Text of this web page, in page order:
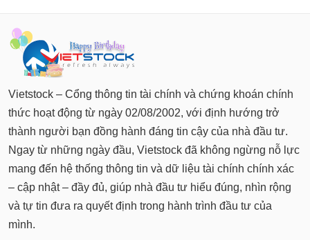
Vietstock – Cổng thông tin tài chính và chứng khoán chính
thức hoạt động từ ngày 02/08/2002, với định hướng trở
thành người bạn đồng hành đáng tin cậy của nhà đầu tư.
Ngay từ những ngày đầu, Vietstock đã không ngừng nỗ lực
mang đến hệ thống thông tin và dữ liệu tài chính chính xác
– cập nhật – đầy đủ, giúp nhà đầu tư hiểu đúng, nhìn rộng
và tự tin đưa ra quyết định trong hành trình đầu tư của
mình.